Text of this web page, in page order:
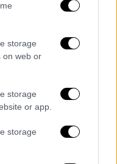
storage
on web or
storage
or app.
storage
ακόμα στη
ότι εκτός
Λύση
αφοράμήνυση
ο υπουργός